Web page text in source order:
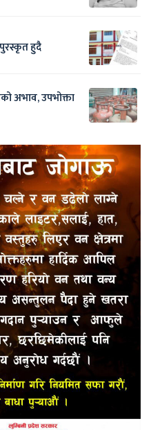
पुरस्कृत हुदै
अभाव, उपभोक्ता